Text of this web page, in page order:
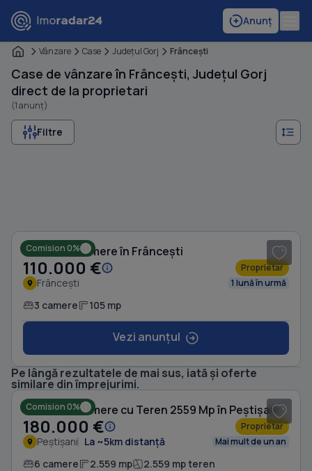
Anunț
Vânzare Case Judeţul Gorj Frânceşti
Case de vânzare în Frâncești, Județul Gorj
direct de la proprietari
(1 anunț)
Filtre
Comision 0%
Casă cu 3 camere în Frâncești
110.000 € Proprietar
Frâncești 1 lună în urmă
3 camere 105 mp
Vezi anunțul
Pe lângă rezultatele de mai sus, iată și oferte
similare din împrejurimi.
Comision 0%
Casă cu 6 camere cu Teren 2559 Mp în Peștișani
180.000 € Proprietar
Peștișani La ~5km distanță Mai mult de un an
6 camere 2.559 mp 2.559 mp teren